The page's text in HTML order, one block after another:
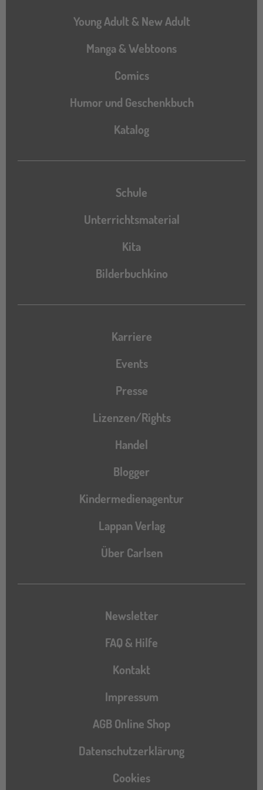
Young Adult & New Adult
Manga & Webtoons
Comics
Humor und Geschenkbuch
Katalog
Katalog
Schule
Unterrichtsmaterial
Kita
Bilderbuchkino
Karriere
Events
Presse
Lizenzen/Rights
Handel
Blogger
Kindermedienagentur
Lappan Verlag
Über Carlsen
Newsletter
FAQ & Hilfe
Kontakt
Impressum
AGB Online Shop
Datenschutzerklärung
Cookies